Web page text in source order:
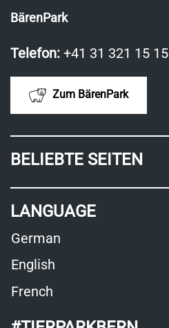
BärenPark
Telefon: +41 31 321 15 15
Zum BärenPark
BELIEBTE SEITEN
LANGUAGE
German
English
French